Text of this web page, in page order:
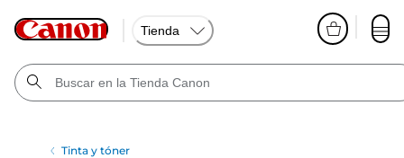
Tienda
Tinta y tóner